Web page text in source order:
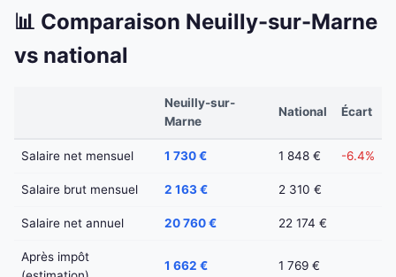
📊 Comparaison Neuilly-sur-Marne
vs national
Neuilly-sur-
Marne
National Écart
Salaire net mensuel 1 730 € 1 848 € -6.4%
Salaire brut mensuel 2 163 € 2 310 €
Salaire net annuel 20 760 € 22 174 €
Après impôt
1 662 € 1 769 €